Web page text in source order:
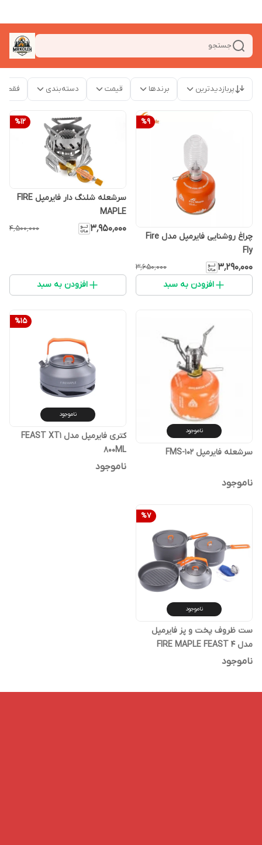
جستجو
پربازدیدترین برندها قیمت دسته‌بندی فقط
%9
چراغ روشنایی فایرمپل مدل Fire
Fly
۳٬۲۹۰٬۰۰۰ ۳٬۶۵۰٬۰۰۰
افزودن به سبد
%12
سرشعله شلنگ دار فایرمپل FIRE
MAPLE
۳٬۹۵۰٬۰۰۰ ۴٬۵۰۰٬۰۰۰
افزودن به سبد
ناموجود
سرشعله فایرمپل FMS-102
ناموجود
%15
ناموجود
کتری فایرمپل مدل FEAST XT1
800ML
ناموجود
%7
ناموجود
ست ظروف پخت و پز فایرمپل
مدل FIRE MAPLE FEAST 4
ناموجود